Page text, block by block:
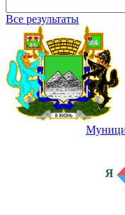
Все результаты
Я